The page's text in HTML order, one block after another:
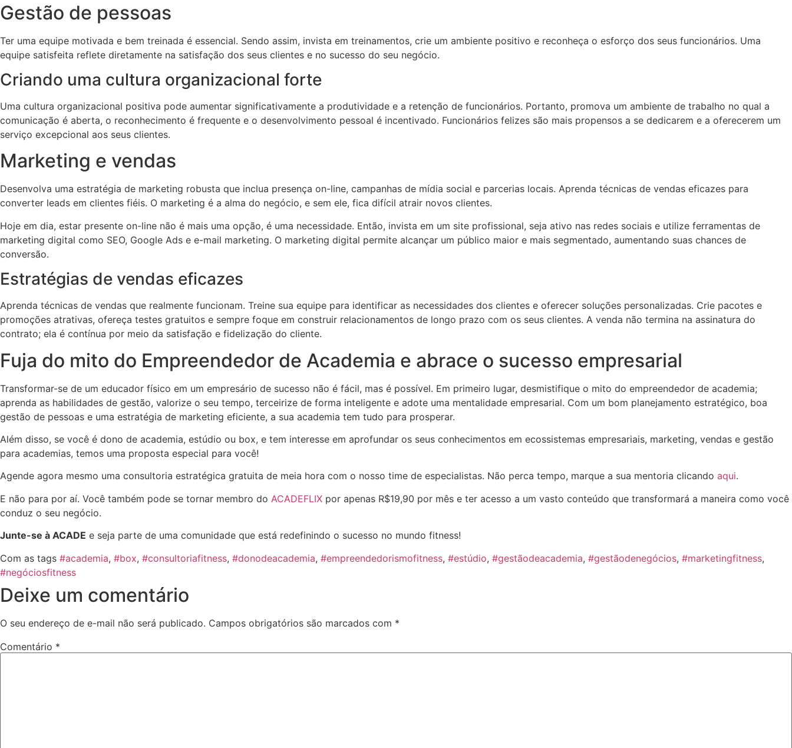
Gestão de pessoas
Ter uma equipe motivada e bem treinada é essencial. Sendo assim, invista em treinamentos, crie um ambiente positivo e reconheça o esforço dos seus funcionários. Uma
equipe satisfeita reflete diretamente na satisfação dos seus clientes e no sucesso do seu negócio.
Criando uma cultura organizacional forte
Uma cultura organizacional positiva pode aumentar significativamente a produtividade e a retenção de funcionários. Portanto, promova um ambiente de trabalho no qual a
comunicação é aberta, o reconhecimento é frequente e o desenvolvimento pessoal é incentivado. Funcionários felizes são mais propensos a se dedicarem e a oferecerem um
serviço excepcional aos seus clientes.
Marketing e vendas
Desenvolva uma estratégia de marketing robusta que inclua presença on-line, campanhas de mídia social e parcerias locais. Aprenda técnicas de vendas eficazes para
converter leads em clientes fiéis. O marketing é a alma do negócio, e sem ele, fica difícil atrair novos clientes.
Hoje em dia, estar presente on-line não é mais uma opção, é uma necessidade. Então, invista em um site profissional, seja ativo nas redes sociais e utilize ferramentas de
marketing digital como SEO, Google Ads e e-mail marketing. O marketing digital permite alcançar um público maior e mais segmentado, aumentando suas chances de
conversão.
Estratégias de vendas eficazes
Aprenda técnicas de vendas que realmente funcionam. Treine sua equipe para identificar as necessidades dos clientes e oferecer soluções personalizadas. Crie pacotes e
promoções atrativas, ofereça testes gratuitos e sempre foque em construir relacionamentos de longo prazo com os seus clientes. A venda não termina na assinatura do
contrato; ela é contínua por meio da satisfação e fidelização do cliente.
Fuja do mito do Empreendedor de Academia e abrace o sucesso empresarial
Transformar-se de um educador físico em um empresário de sucesso não é fácil, mas é possível. Em primeiro lugar, desmistifique o mito do empreendedor de academia;
aprenda as habilidades de gestão, valorize o seu tempo, terceirize de forma inteligente e adote uma mentalidade empresarial. Com um bom planejamento estratégico, boa
gestão de pessoas e uma estratégia de marketing eficiente, a sua academia tem tudo para prosperar.
Além disso, se você é dono de academia, estúdio ou box, e tem interesse em aprofundar os seus conhecimentos em ecossistemas empresariais, marketing, vendas e gestão
para academias, temos uma proposta especial para você!
Agende agora mesmo uma consultoria estratégica gratuita de meia hora com o nosso time de especialistas. Não perca tempo, marque a sua mentoria clicando aqui.
E não para por aí. Você também pode se tornar membro do ACADEFLIX por apenas R$19,90 por mês e ter acesso a um vasto conteúdo que transformará a maneira como você
conduz o seu negócio.
Junte-se à ACADE e seja parte de uma comunidade que está redefinindo o sucesso no mundo fitness!
Com as tags #academia, #box, #consultoriafitness, #donodeacademia, #empreendedorismofitness, #estúdio, #gestãodeacademia, #gestãodenegócios, #marketingfitness,
#negóciosfitness
Deixe um comentário
O seu endereço de e-mail não será publicado. Campos obrigatórios são marcados com *
Comentário *